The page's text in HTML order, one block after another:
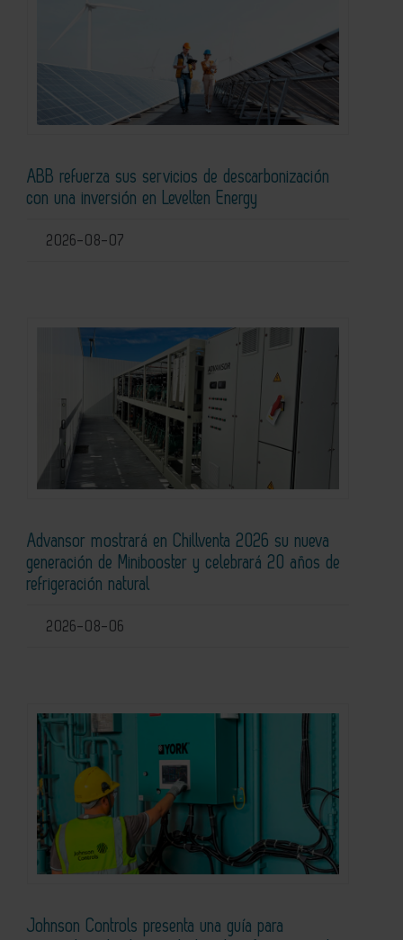
ABB refuerza sus servicios de descarbonización
con una inversión en Levelten Energy
2026-08-07
Advansor mostrará en Chillventa 2026 su nueva
generación de Minibooster y celebrará 20 años de
refrigeración natural
2026-08-06
Johnson Controls presenta una guía para